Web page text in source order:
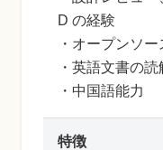
D の経験
・オープンソ
・英語文書の読
・中国語能力
特徴